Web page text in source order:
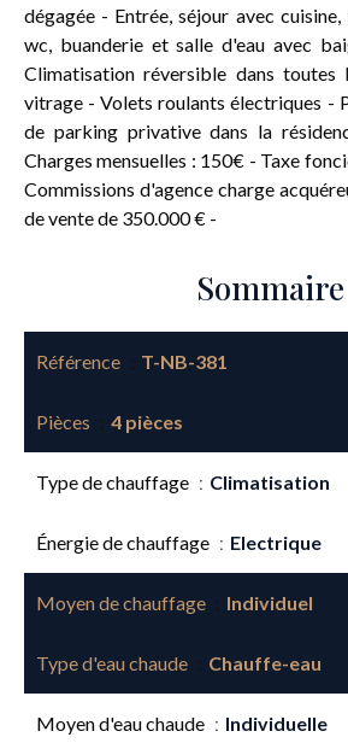
dégagée - Entrée, séjour avec
wc, buanderie et salle d'eau avec
Climatisation réversible dans toutes
vitrage - Volets roulants électriques -
de parking privative dans la
Charges mensuelles : 150€ - Taxe
Commissions d'agence charge
de vente de 350.000 € -
Sommaire
Référence T-NB-381
Pièces 4 pièces
Type de chauffage Climatisation
Énergie de chauffage Electrique
Moyen de chauffage Individuel
Type d'eau chaude Chauffe-eau
Moyen d'eau chaude Individuelle